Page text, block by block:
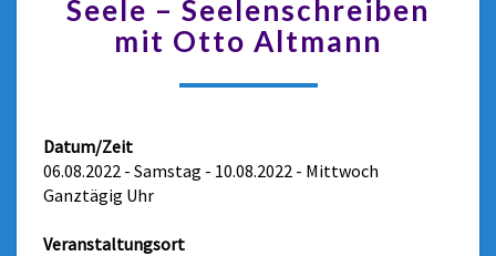
Seele – Seelenschreiben
mit Otto Altmann
Datum/Zeit
06.08.2022 - Samstag - 10.08.2022 - Mittwoch
Ganztägig Uhr
Veranstaltungsort